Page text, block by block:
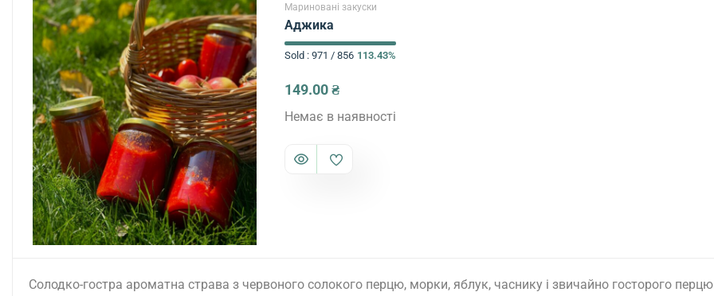
Мариновані закуски
Аджика
Sold : 971 / 856 113.43%
149.00₴
Немає в наявності
Солодко-гостра ароматна страва з червоного солокого перцю, морки, яблук, часнику і звичайно госторого